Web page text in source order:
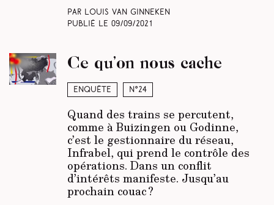
Par Louis Van Ginneken
Publié le 09/09/2021
Enquête N°24
Ce qu’on nous cache
Quand des trains se percutent,
comme à Buizingen ou Godinne,
c’est le gestionnaire du réseau,
Infrabel, qui prend le contrôle des
opérations. Dans un conflit
d’intérêts manifeste. Jusqu’au
prochain couac ?